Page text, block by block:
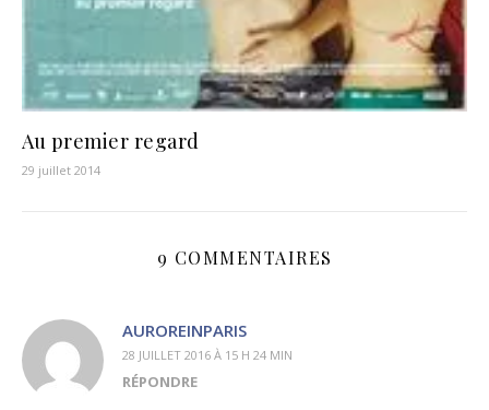
Au premier regard
29 juillet 2014
9 COMMENTAIRES
AUROREINPARIS
28 JUILLET 2016 À 15 H 24 MIN
RÉPONDRE